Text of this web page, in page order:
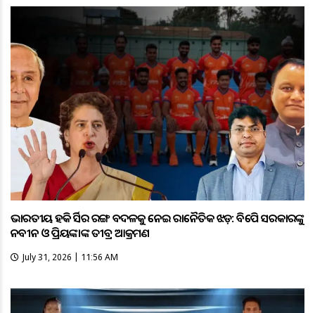
ଭାରତୀୟ ହକି ଜର୍ସିର ରଙ୍ଗ ବଦଳକୁ ନେଇ ରାଜନୈତିକ ଝଡ଼: ବିଜେପି ସରକାରଙ୍କୁ
ନବୀନ ଓ ପ୍ରିୟଙ୍କାଙ୍କ ତୀବ୍ର ଆକ୍ରମଣ
July 31, 2026 | 11:56 AM